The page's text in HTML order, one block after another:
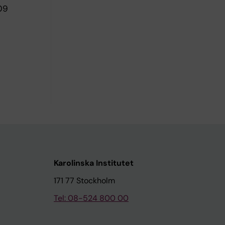
Karolinska Institutet
171 77 Stockholm
Tel: 08-524 800 00